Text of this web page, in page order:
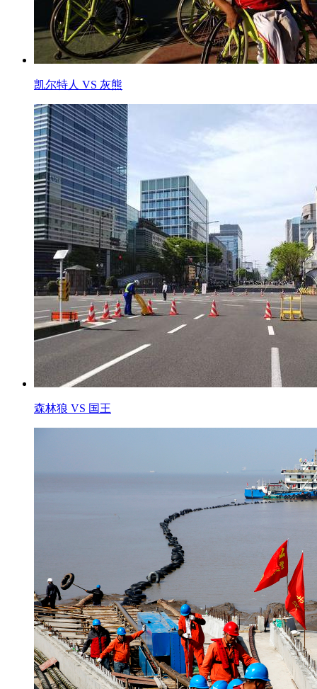
凯尔特人 VS 灰熊
森林狼 VS 国王